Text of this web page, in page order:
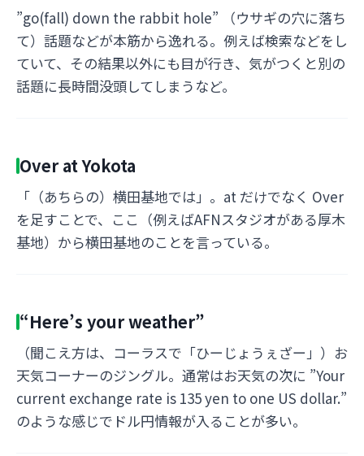
”go(fall) down the rabbit hole” （ウサギの穴に落ち
て）話題などが本筋から逸れる。例えば検索などをし
ていて、その結果以外にも目が行き、気がつくと別の
話題に長時間没頭してしまうなど。
Over at Yokota
「（あちらの）横田基地では」。at だけでなく Over
を足すことで、ここ（例えばAFNスタジオがある厚木
基地）から横田基地のことを言っている。
“Here’s your weather”
（聞こえ方は、コーラスで「ひーじょうぇざー」）お
天気コーナーのジングル。通常はお天気の次に ”Your
current exchange rate is 135 yen to one US dollar.”
のような感じでドル円情報が入ることが多い。